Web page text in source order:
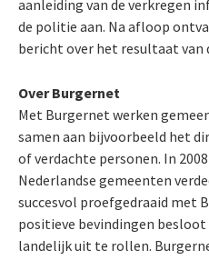
aanleiding van de verkregen
de politie aan. Na afloop
bericht over het resultaat van
Over Burgernet
Met Burgernet werken
samen aan bijvoorbeeld het
of verdachte personen. In
Nederlandse gemeenten
succesvol proefgedraaid met
positieve bevindingen
landelijk uit te rollen.